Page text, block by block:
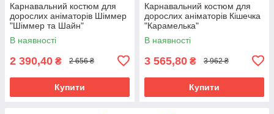
Карнавальний костюм для
дорослих аніматорів Шіммер
"Шіммер та Шайн"
В наявності
2 390,40 ₴ 2 656 ₴
Купити
Карнавальний костюм для
дорослих аніматорів Кішечка
"Карамелька"
В наявності
3 565,80 ₴ 3 962 ₴
Купити